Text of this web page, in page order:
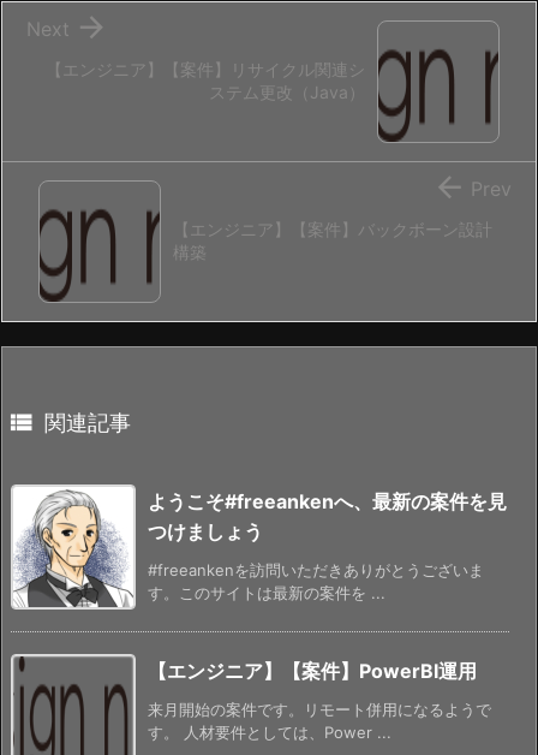
【エンジニア】【案件】リサイクル関連シ
ステム更改（Java）

Next
【エンジニア】【案件】バックボーン設計
構築
 Prev
 関連記事
ようこそ#freeankenへ、最新の案件を見
つけましょう
#freeankenを訪問いただきありがとうございま
す。このサイトは最新の案件を ...
【エンジニア】【案件】PowerBI運用
来月開始の案件です。リモート併用になるようで
す。 人材要件としては、Power ...